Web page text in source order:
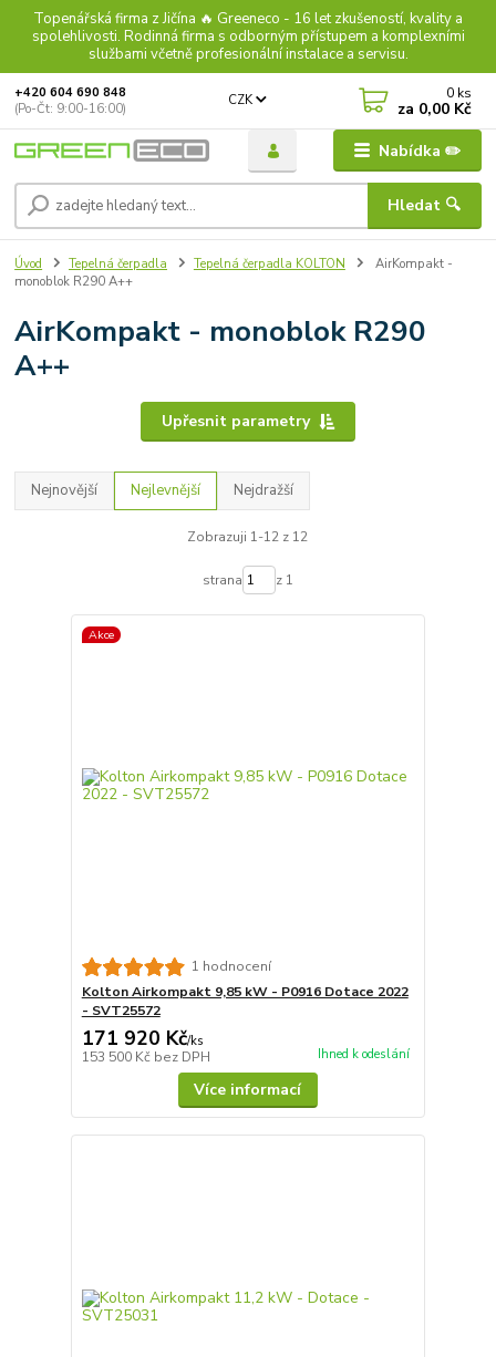
Topenářská firma z Jičína 🔥 Greeneco - 16 let zkušeností, kvality a
spolehlivosti. Rodinná firma s odborným přístupem a komplexními
službami včetně profesionální instalace a servisu.
Nabídka ✏️
CZK
Hledat 🔍
+420 604 690 848
(Po-Čt: 9:00-16:00)
0 ks
za 0,00 Kč
Úvod Tepelná čerpadla Tepelná čerpadla KOLTON
AirKompakt -
monoblok R290 A++
AirKompakt - monoblok R290
A++
Upřesnit parametry
Nejnovější Nejlevnější Nejdražší
Zobrazuji 1-12 z 12
strana z 1
Akce
1 hodnocení
Kolton Airkompakt 9,85 kW - P0916 Dotace 2022
- SVT25572
171 920 Kč/ks
153 500 Kč bez DPH Ihned k odeslání
Více informací